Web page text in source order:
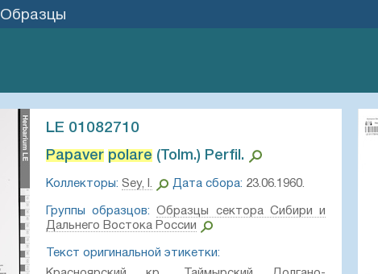
Образцы
LE 01082710
Papaver polare (Tolm.) Perfil.⁣
Коллекторы: Sey, I. Дата сбора: 23.06.1960.
Группы образцов:
Образцы сектора Сибири и
Дальнего Востока России
Текст оригинальной этикетки: